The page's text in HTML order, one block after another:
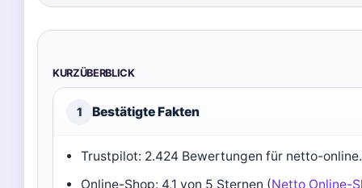
KURZÜBERBLICK
1 Bestätigte Fakten
Trustpilot: 2.424 Bewertungen für netto-
Online-Shop: 4,1 von 5 Sternen (Netto Online-